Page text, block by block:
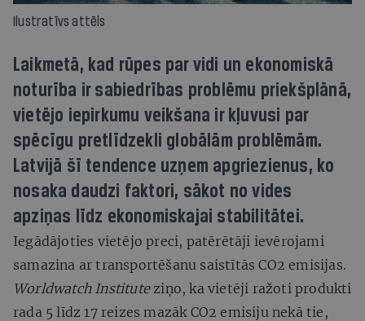
Ilustratīvs attēls
Laikmetā, kad rūpes par vidi un ekonomiskā
noturība ir sabiedrības problēmu priekšplānā,
vietējo iepirkumu veikšana ir kļuvusi par
spēcīgu pretlīdzekli globālām problēmām.
Latvijā šī tendence uzņem apgriezienus, ko
nosaka daudzi faktori, sākot no vides
apziņas līdz ekonomiskajai stabilitātei.
Iegādājoties vietējo preci, patērētāji ievērojami
samazina ar transportēšanu saistītās CO2 emisijas.
Worldwatch Instituteziņo, ka vietēji ražoti produkti
rada 5 līdz 17 reizes mazāk CO2 emisiju nekā tie,